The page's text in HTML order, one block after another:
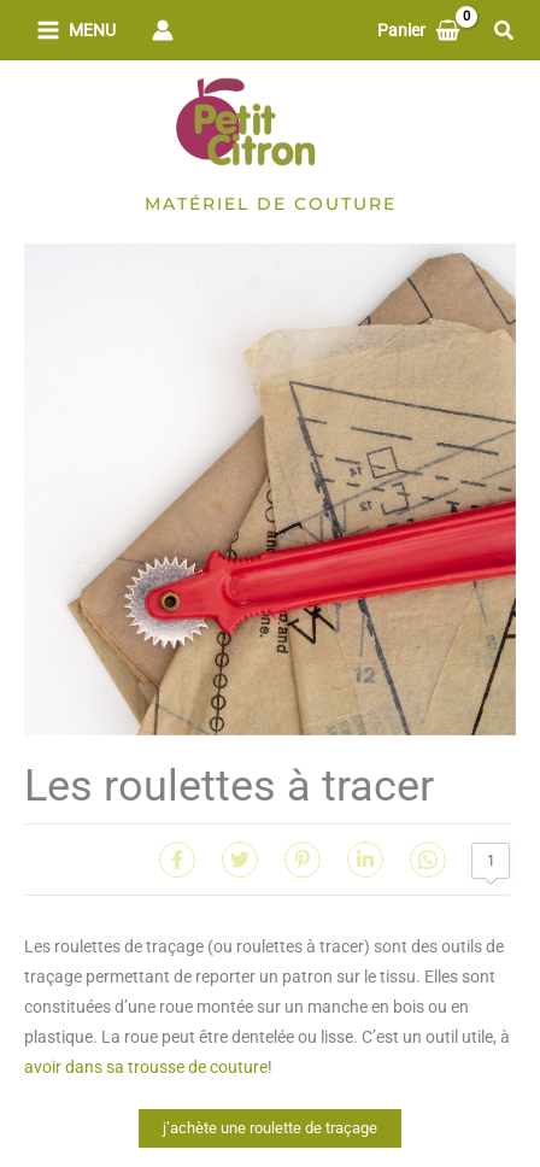
MENU Panier
MATÉRIEL DE COUTURE
Les roulettes à tracer
1
Les roulettes de traçage (ou roulettes à tracer) sont des outils de
traçage permettant de reporter un patron sur le tissu. Elles sont
constituées d’une roue montée sur un manche en bois ou en
plastique. La roue peut être dentelée ou lisse. C’est un outil utile, à
avoir dans sa trousse de couture!
j’achète une roulette de traçage